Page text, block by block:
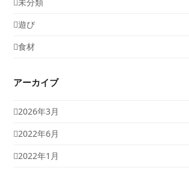
未分類
遊び
食材
アーカイブ
2026年3月
2022年6月
2022年1月